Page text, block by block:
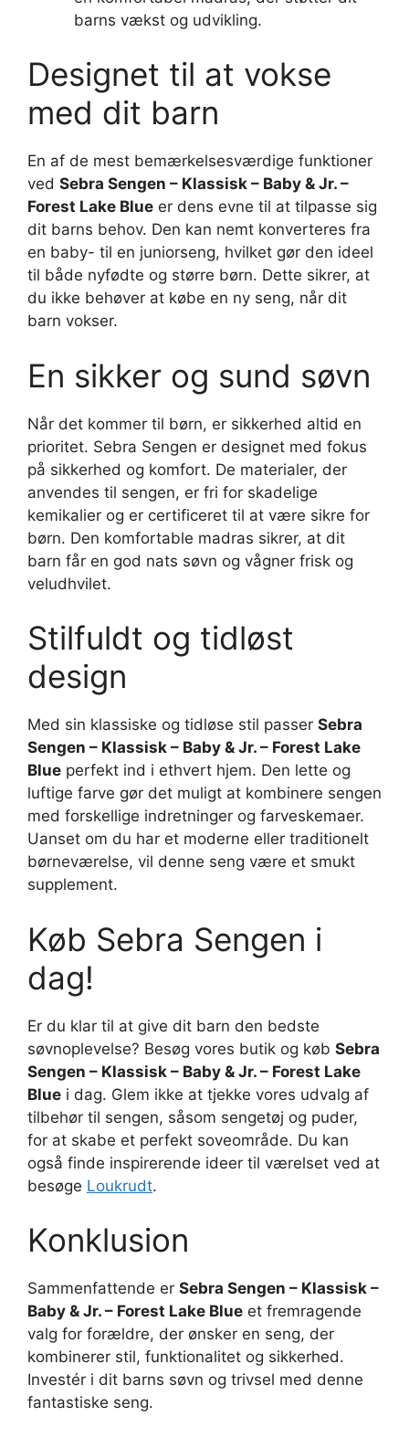
barns vækst og udvikling.
Designet til at vokse
med dit barn
En af de mest bemærkelsesværdige funktioner
ved Sebra Sengen – Klassisk – Baby & Jr. –
Forest Lake Blue er dens evne til at tilpasse sig
dit barns behov. Den kan nemt konverteres fra
en baby- til en juniorseng, hvilket gør den ideel
til både nyfødte og større børn. Dette sikrer, at
du ikke behøver at købe en ny seng, når dit
barn vokser.
En sikker og sund søvn
Når det kommer til børn, er sikkerhed altid en
prioritet. Sebra Sengen er designet med fokus
på sikkerhed og komfort. De materialer, der
anvendes til sengen, er fri for skadelige
kemikalier og er certificeret til at være sikre for
børn. Den komfortable madras sikrer, at dit
barn får en god nats søvn og vågner frisk og
veludhvilet.
Stilfuldt og tidløst
design
Med sin klassiske og tidløse stil passer Sebra
Sengen – Klassisk – Baby & Jr. – Forest Lake
Blue perfekt ind i ethvert hjem. Den lette og
luftige farve gør det muligt at kombinere sengen
med forskellige indretninger og farveskemaer.
Uanset om du har et moderne eller traditionelt
børneværelse, vil denne seng være et smukt
supplement.
Køb Sebra Sengen i
dag!
Er du klar til at give dit barn den bedste
søvnoplevelse? Besøg vores butik og køb Sebra
Sengen – Klassisk – Baby & Jr. – Forest Lake
Blue i dag. Glem ikke at tjekke vores udvalg af
tilbehør til sengen, såsom sengetøj og puder,
for at skabe et perfekt soveområde. Du kan
også finde inspirerende ideer til værelset ved at
besøge Loukrudt.
Konklusion
Sammenfattende er Sebra Sengen – Klassisk –
Baby & Jr. – Forest Lake Blue et fremragende
valg for forældre, der ønsker en seng, der
kombinerer stil, funktionalitet og sikkerhed.
Investér i dit barns søvn og trivsel med denne
fantastiske seng.